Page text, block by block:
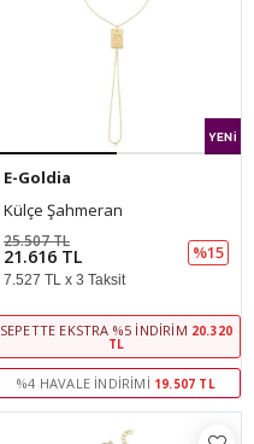
E-Goldia
Külçe Şahmeran
21.616 TL
25.507 TL
%15
7.527 TL x 3 Taksit
SEPETTE EKSTRA %5 İNDIRIM 20.320
TL
%4 HAVALE İNDIRIMI 19.507 TL